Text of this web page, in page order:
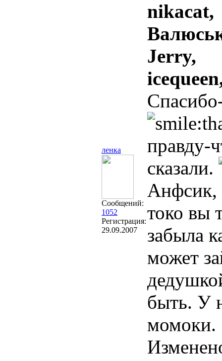
ленка
Сообщений:
1052
Регистрация:
29.09.2007
nikacat,
Jerry,
правду-
сказали.
Анфсик,
токо вы
забыла
может
быть. У
момоки.